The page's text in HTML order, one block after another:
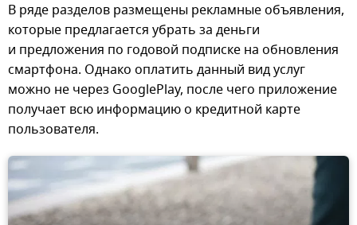
В ряде разделов размещены рекламные объявления,
которые предлагается убрать за деньги
и предложения по годовой подписке на обновления
смартфона. Однако оплатить данный вид услуг
можно не через GooglePlay, после чего приложение
получает всю информацию о кредитной карте
пользователя.